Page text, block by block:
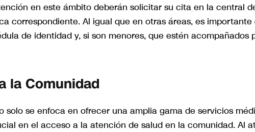
en este ámbito deberán solicitar su cita en la central
correspondiente. Al igual que en otras áreas, es importante
de identidad y, si son menores, que estén acompañados
la Comunidad
solo se enfoca en ofrecer una amplia gama de servicios
en el acceso a la atención de salud en la comunidad. Al